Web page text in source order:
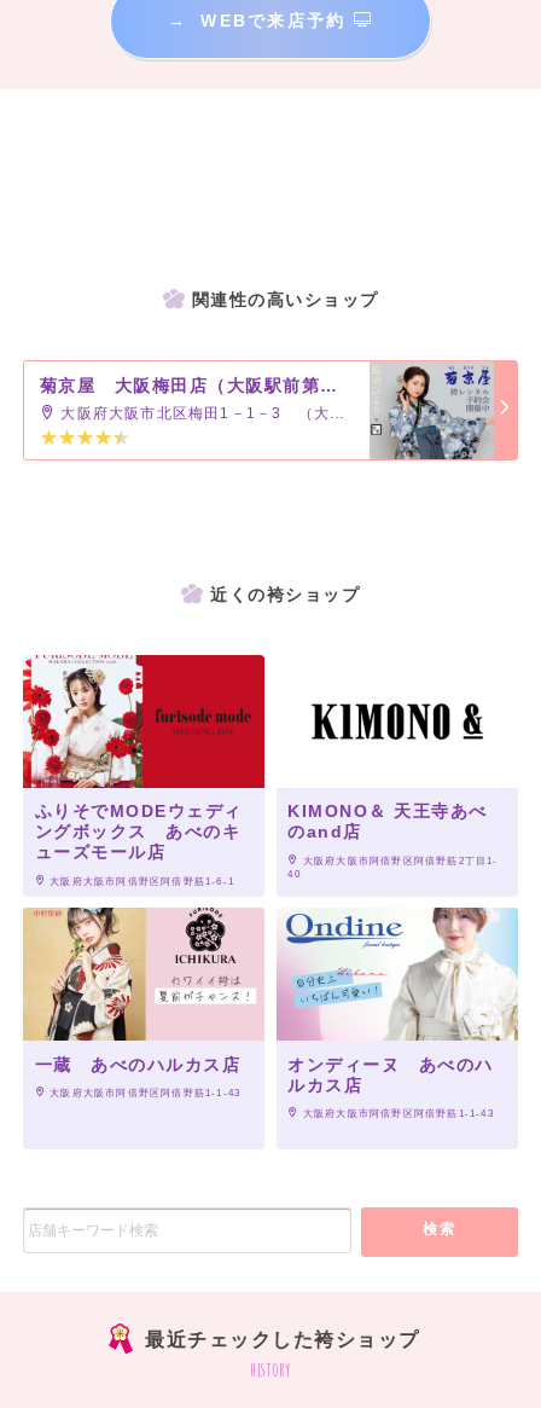
→ WEBで来店予約
関連性の高いショップ
菊京屋 大阪梅田店（大阪駅前第３ビル）
大阪府大阪市北区梅田1－1－3 （大阪駅前第3ビル2F）
近くの袴ショップ
ふりそでMODEウェディ
ングボックス あべのキ
ューズモール店
大阪府大阪市阿倍野区阿倍野筋1-6-1
KIMONO＆ 天王寺あべ
のand店
大阪府大阪市阿倍野区阿倍野筋2丁目1-
40
一蔵 あべのハルカス店
大阪府大阪市阿倍野区阿倍野筋1-1-43
オンディーヌ あべのハ
ルカス店
大阪府大阪市阿倍野区阿倍野筋1-1-43
検索
最近チェックした袴ショップ
history